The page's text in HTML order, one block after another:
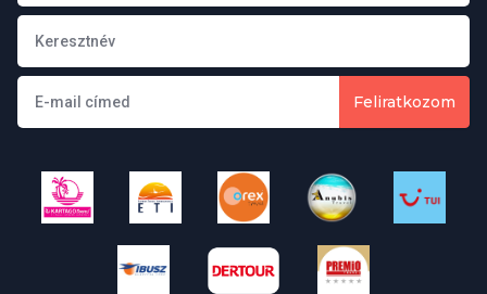
Feliratkozom